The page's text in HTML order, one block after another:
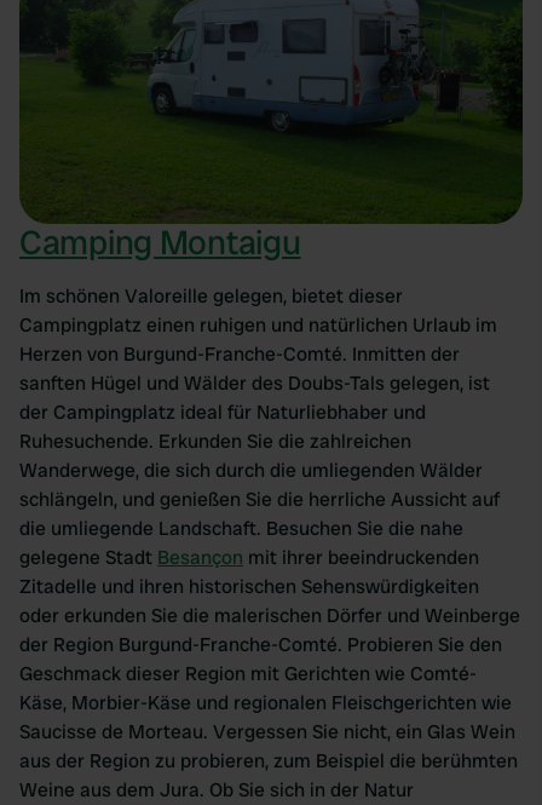
Camping Montaigu
Im schönen Valoreille gelegen, bietet dieser
Campingplatz einen ruhigen und natürlichen Urlaub im
Herzen von Burgund-Franche-Comté. Inmitten der
sanften Hügel und Wälder des Doubs-Tals gelegen, ist
der Campingplatz ideal für Naturliebhaber und
Ruhesuchende. Erkunden Sie die zahlreichen
Wanderwege, die sich durch die umliegenden Wälder
schlängeln, und genießen Sie die herrliche Aussicht auf
die umliegende Landschaft. Besuchen Sie die nahe
gelegene Stadt Besançon mit ihrer beeindruckenden
Zitadelle und ihren historischen Sehenswürdigkeiten
oder erkunden Sie die malerischen Dörfer und Weinberge
der Region Burgund-Franche-Comté. Probieren Sie den
Geschmack dieser Region mit Gerichten wie Comté-
Käse, Morbier-Käse und regionalen Fleischgerichten wie
Saucisse de Morteau. Vergessen Sie nicht, ein Glas Wein
aus der Region zu probieren, zum Beispiel die berühmten
Weine aus dem Jura. Ob Sie sich in der Natur